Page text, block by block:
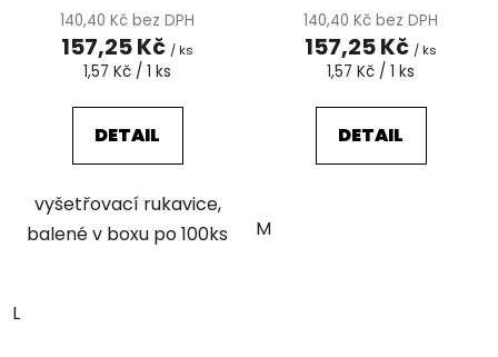
140,40 Kč bez DPH
157,25 Kč / ks
Měrná
1,57 Kč / 1 ks
DETAIL
vyšetřovací rukavice,
balené v boxu po 100ks
L
produktu
je
5,0
z
5
hvězdiček.
140,40 Kč bez DPH
157,25 Kč / ks
Měrná
1,57 Kč / 1 ks
DETAIL
M